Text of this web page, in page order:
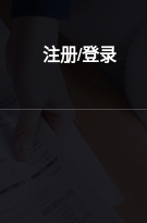
注册/登录